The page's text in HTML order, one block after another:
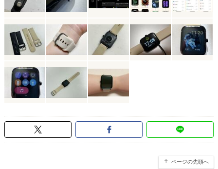
ページの先頭へ